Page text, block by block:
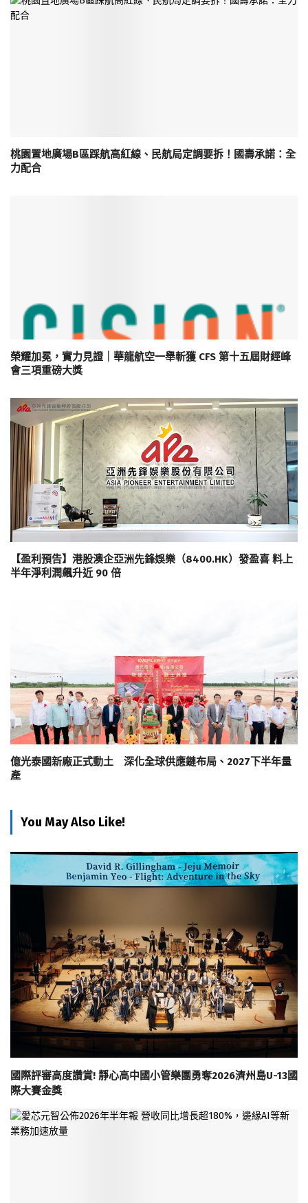
桃園置地廣場B區踩航高紅線、民航局定調要拆！國壽承諾：全
力配合
榮耀加冕，實力見證｜華龍航空一舉斬獲 CFS 第十五屆財經峰
會三項重磅大獎
【盈利預告】港股澳企亞洲先鋒娛樂（8400.HK）發盈喜 料上
半年淨利潤飆升近 90 倍
億光泰國新廠正式動土 深化全球供應鏈布局、2027下半年量
產
You May Also Like!
國際評審高度讚賞! 靜心高中國小管樂團勇奪2026濟州島U-13國
際大賽金獎